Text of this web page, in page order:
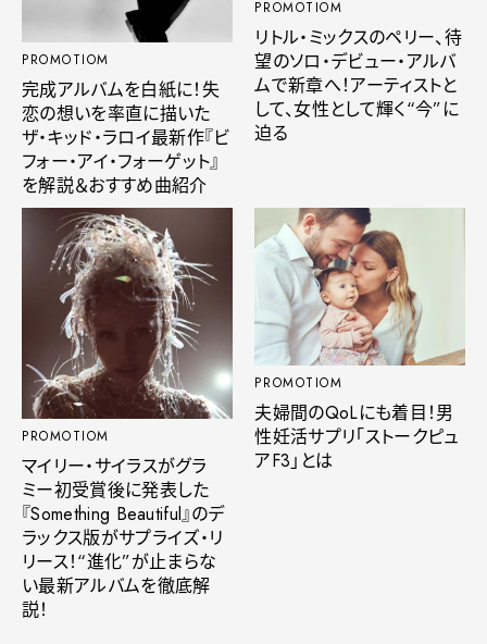
PROMOTIOM
完成アルバムを白紙に！失
恋の想いを率直に描いた
ザ・キッド・ラロイ最新作『ビ
フォー・アイ・フォーゲット』
を解説＆おすすめ曲紹介
PROMOTIOM
リトル・ミックスのペリー、待
望のソロ・デビュー・アルバ
ムで新章へ！アーティストと
して、女性として輝く“今”に
迫る
PROMOTIOM
マイリー・サイラスがグラ
ミー初受賞後に発表した
『Something Beautiful』のデ
ラックス版がサプライズ・リ
リース！“進化”が止まらな
い最新アルバムを徹底解
説！
PROMOTIOM
夫婦間のQoLにも着目！男
性妊活サプリ「ストークピュ
アF3」とは